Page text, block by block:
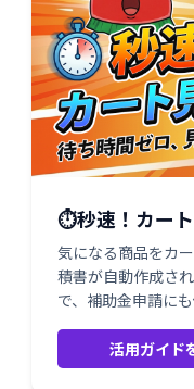
⏱️秒速！カー
気になる商品をカ
積書が自動作成さ
で、補助金申請に
活用ガイド